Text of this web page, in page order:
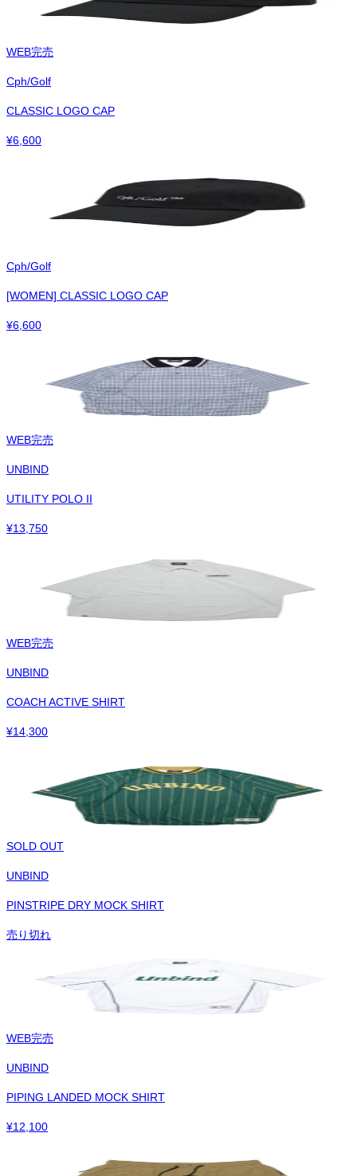
WEB完売
Cph/Golf
CLASSIC LOGO CAP
¥6,600
Cph/Golf
[WOMEN] CLASSIC LOGO CAP
¥6,600
WEB完売
UNBIND
UTILITY POLO II
¥13,750
WEB完売
UNBIND
COACH ACTIVE SHIRT
¥14,300
SOLD OUT
UNBIND
PINSTRIPE DRY MOCK SHIRT
売り切れ
WEB完売
UNBIND
PIPING LANDED MOCK SHIRT
¥12,100